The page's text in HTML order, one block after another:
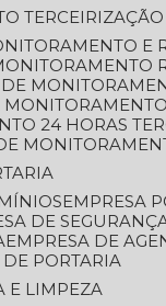
TERCEIRIZAÇÃO
E
DE
24 HORAS
DE
EMPRESA
DE
EMPRESA DE
DE PORTARIA
E LIMPEZA